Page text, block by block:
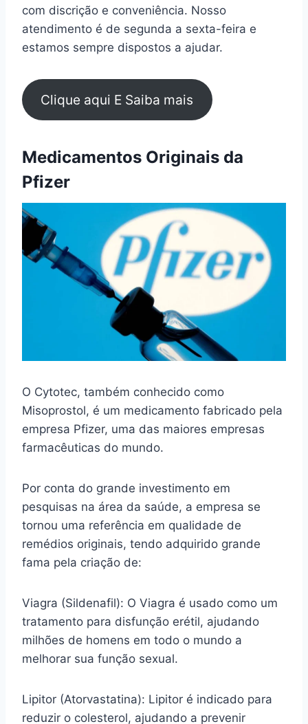
com discrição e conveniência. Nosso
atendimento é de segunda a sexta-feira e
estamos sempre dispostos a ajudar.
Clique aqui E Saiba mais
Medicamentos Originais da
Pfizer
O Cytotec, também conhecido como
Misoprostol, é um medicamento fabricado pela
empresa Pfizer, uma das maiores empresas
farmacêuticas do mundo.
Por conta do grande investimento em
pesquisas na área da saúde, a empresa se
tornou uma referência em qualidade de
remédios originais, tendo adquirido grande
fama pela criação de:
Viagra (Sildenafil): O Viagra é usado como um
tratamento para disfunção erétil, ajudando
milhões de homens em todo o mundo a
melhorar sua função sexual.
Lipitor (Atorvastatina): Lipitor é indicado para
reduzir o colesterol, ajudando a prevenir